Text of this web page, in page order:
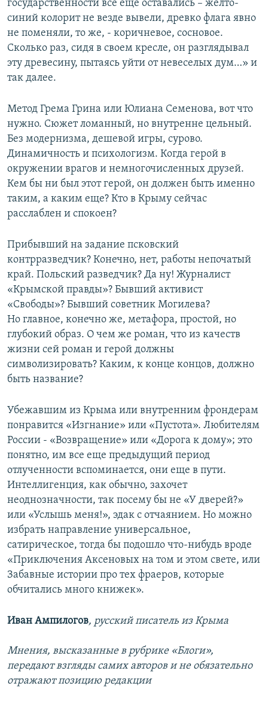
государственности все еще оставались – желто-
синий колорит не везде вывели, древко флага явно
не поменяли, то же, - коричневое, сосновое.
Сколько раз, сидя в своем кресле, он разглядывал
эту древесину, пытаясь уйти от невеселых дум…» и
так далее.
Метод Грема Грина или Юлиана Семенова, вот что
нужно. Сюжет ломанный, но внутренне цельный.
Без модернизма, дешевой игры, сурово.
Динамичность и психологизм. Когда герой в
окружении врагов и немногочисленных друзей.
Кем бы ни был этот герой, он должен быть именно
таким, а каким еще? Кто в Крыму сейчас
расслаблен и спокоен?
Прибывший на задание псковский
контрразведчик? Конечно, нет, работы непочатый
край. Польский разведчик? Да ну! Журналист
«Крымской правды»? Бывший активист
«Свободы»? Бывший советник Могилева?
Но главное, конечно же, метафора, простой, но
глубокий образ. О чем же роман, что из качеств
жизни сей роман и герой должны
символизировать? Каким, к конце концов, должно
быть название?
Убежавшим из Крыма или внутренним фрондерам
понравится «Изгнание» или «Пустота». Любителям
России - «Возвращение» или «Дорога к дому»; это
понятно, им все еще предыдущий период
отлученности вспоминается, они еще в пути.
Интеллигенция, как обычно, захочет
неоднозначности, так посему бы не «У дверей?»
или «Услышь меня!», эдак с отчаянием. Но можно
избрать направление универсальное,
сатирическое, тогда бы подошло что-нибудь вроде
«Приключения Аксеновых на том и этом свете, или
Забавные истории про тех фраеров, которые
обчитались много книжек».
Иван Ампилогов, русский писатель из Крыма
Мнения, высказанные в рубрике «Блоги»,
передают взгляды самих авторов и не обязательно
отражают позицию редакции